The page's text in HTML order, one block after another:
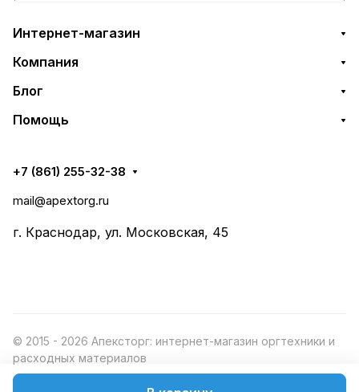
Интернет-магазин
Компания
Блог
Помощь
+7 (861) 255-32-38
mail@apextorg.ru
г. Краснодар, ул. Московская, 45
© 2015 - 2026 Апексторг: интернет-магазин оргтехники и
расходных материалов